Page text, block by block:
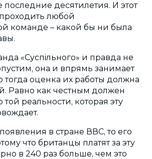
последние десятилетия. И этот
любой
команде – какой бы ни была
«Суспiльного» и правда не
она и впрямь занимает
тогда оценка их работы должна
Равно как честным должен
той реальности, которая эту
в стране ВВС, то его
что британцы платят за эту
в 240 раз больше, чем это